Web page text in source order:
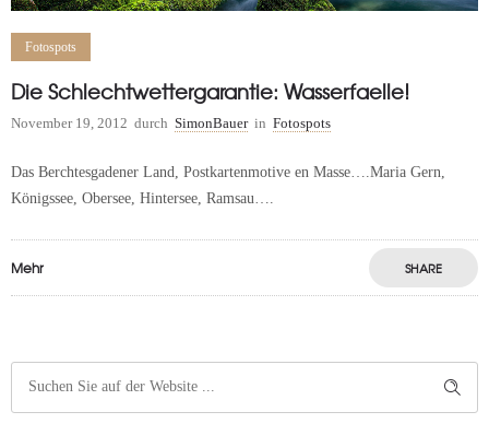
Fotospots
Die Schlechtwettergarantie: Wasserfaelle!
November 19, 2012 durch SimonBauer in Fotospots
Das Berchtesgadener Land, Postkartenmotive en Masse….Maria Gern,
Königssee, Obersee, Hintersee, Ramsau….
Mehr SHARE